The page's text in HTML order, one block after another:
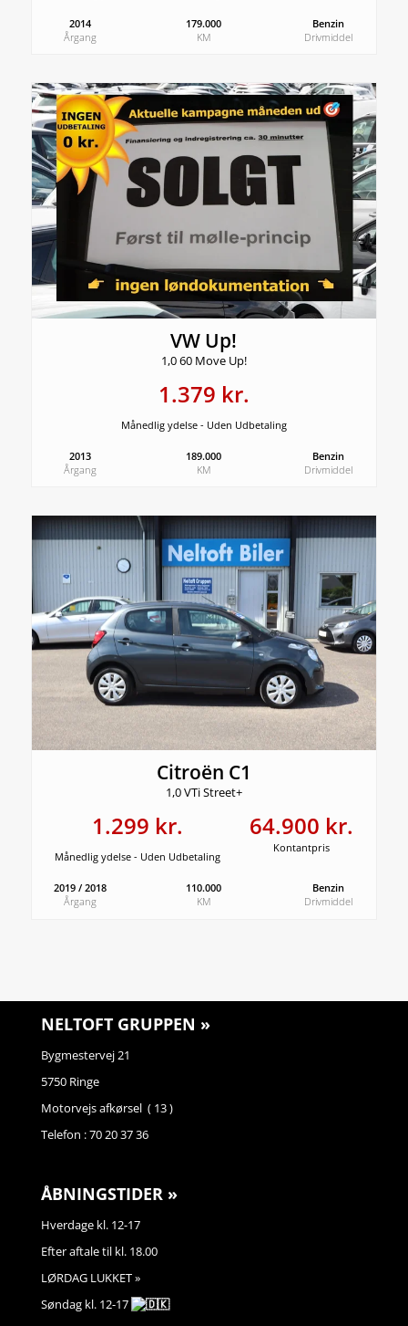
2014
Årgang
179.000
KM
Benzin
Drivmiddel
VW Up!
1,0 60 Move Up!
1.379 kr.
Månedlig ydelse - Uden Udbetaling
2013
Årgang
189.000
KM
Benzin
Drivmiddel
Citroën C1
1,0 VTi Street+
1.299 kr.
Månedlig ydelse - Uden Udbetaling
64.900 kr.
Kontantpris
2019 / 2018
Årgang
110.000
KM
Benzin
Drivmiddel
NELTOFT GRUPPEN »
Bygmestervej 21
5750 Ringe
Motorvejs afkørsel ( 13 )
Telefon : 70 20 37 36
ÅBNINGSTIDER »
Hverdage kl. 12-17
Efter aftale til kl. 18.00
LØRDAG LUKKET »
Søndag kl. 12-17